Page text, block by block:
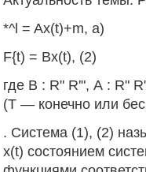
*^l = Ax(t)+m, а)
F{t) = Bx(t), (2)
где В : R" R'", А : R"
(Т — конечно или
. Система (1), (2)
x(t) состоянием